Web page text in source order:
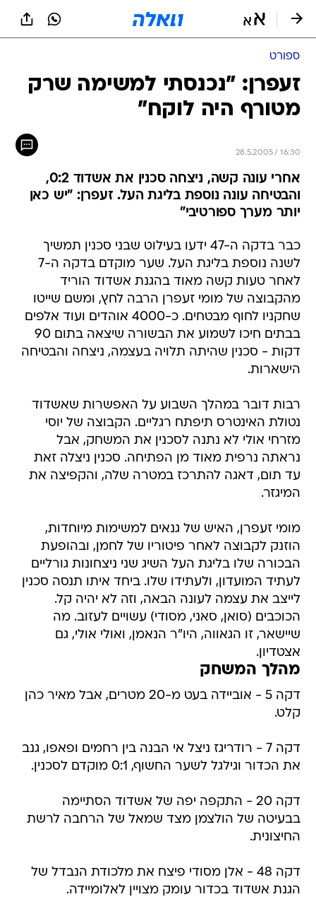
ספורט
זעפרן: "נכנסתי למשימה שרק
מטורף היה לוקח"
28.5.2005 / 16:30
אחרי עונה קשה, ניצחה סכנין את אשדוד 0:2,
והבטיחה עונה נוספת בליגת העל. זעפרן: "יש כאן
יותר מערך ספורטיבי"
כבר בדקה ה-47 ידעו בעילוט שבני סכנין תמשיך
לשנה נוספת בליגת העל. שער מוקדם בדקה ה-7
לאחר טעות קשה מאוד בהגנת אשדוד הוריד
מהקבוצה של מומי זעפרן הרבה לחץ, ומשם שייטו
שחקניו לחוף מבטחים. כ-4000 אוהדים ועוד אלפים
בבתים חיכו לשמוע את הבשורה שיצאה בתום 90
דקות - סכנין שהיתה תלויה בעצמה, ניצחה והבטיחה
הישארות.
רבות דובר במהלך השבוע על האפשרות שאשדוד
נטולת האינטרס תיפתח רגליים. הקבוצה של יוסי
מזרחי אולי לא נתנה לסכנין את המשחק, אבל
נראתה נרפית מאוד מן הפתיחה. סכנין ניצלה זאת
עד תום, דאגה להתרכז במטרה שלה, והקפיצה את
המיגזר.
מומי זעפרן, האיש של גנאים למשימות מיוחדות,
הוזנק לקבוצה לאחר פיטוריו של לחמן, ובהופעת
הבכורה שלו בליגת העל השיג שני ניצחונות גורליים
לעתיד המועדון, ולעתידו שלו. ביחד איתו תנסה סכנין
לייצב את עצמה לעונה הבאה, וזה לא יהיה קל.
הכוכבים (סואן, סאני, מסודי) עשויים לעזוב. מה
שיישאר, זו הגאווה, היו"ר הנאמן, ואולי אולי, גם
אצטדיון.
מהלך המשחק
דקה 5 - אוביידה בעט מ-20 מטרים, אבל מאיר כהן
קלט.
דקה 7 - רודריגז ניצל אי הבנה בין רחמים ופאפו, גנב
את הכדור וגילגל לשער החשוף, 0:1 מוקדם לסכנין.
דקה 20 - התקפה יפה של אשדוד הסתיימה
בבעיטה של הולצמן מצד שמאל של הרחבה לרשת
החיצונית.
דקה 48 - אלן מסודי פיצח את מלכודת הנבדל של
הגנת אשדוד בכדור עומק מצויין לאלומיידה.